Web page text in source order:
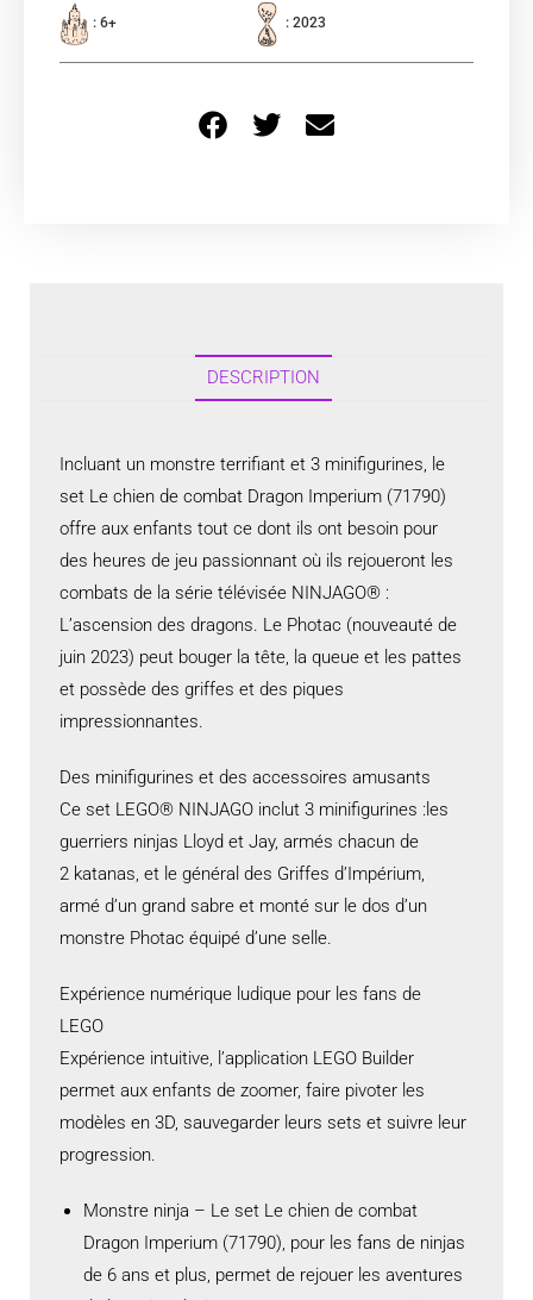
: 6+ : 2023
DESCRIPTION
Incluant un monstre terrifiant et 3 minifigurines, le
set Le chien de combat Dragon Imperium (71790)
offre aux enfants tout ce dont ils ont besoin pour
des heures de jeu passionnant où ils rejoueront les
combats de la série télévisée NINJAGO® :
L’ascension des dragons. Le Photac (nouveauté de
juin 2023) peut bouger la tête, la queue et les pattes
et possède des griffes et des piques
impressionnantes.
Des minifigurines et des accessoires amusants
Ce set LEGO® NINJAGO inclut 3 minifigurines :les
guerriers ninjas Lloyd et Jay, armés chacun de
2 katanas, et le général des Griffes d’Impérium,
armé d’un grand sabre et monté sur le dos d’un
monstre Photac équipé d’une selle.
Expérience numérique ludique pour les fans de
LEGO
Expérience intuitive, l’application LEGO Builder
permet aux enfants de zoomer, faire pivoter les
modèles en 3D, sauvegarder leurs sets et suivre leur
progression.
Monstre ninja – Le set Le chien de combat
Dragon Imperium (71790), pour les fans de ninjas
de 6 ans et plus, permet de rejouer les aventures